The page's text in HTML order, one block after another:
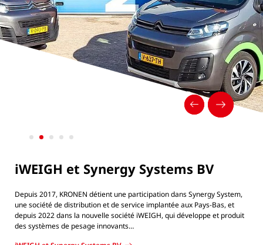
iWEIGH et Synergy Systems BV
Depuis 2017, KRONEN détient une participation dans Synergy System,
une société de distribution et de service implantée aux Pays-Bas, et
depuis 2022 dans la nouvelle société iWEIGH, qui développe et produit
des systèmes de pesage innovants…